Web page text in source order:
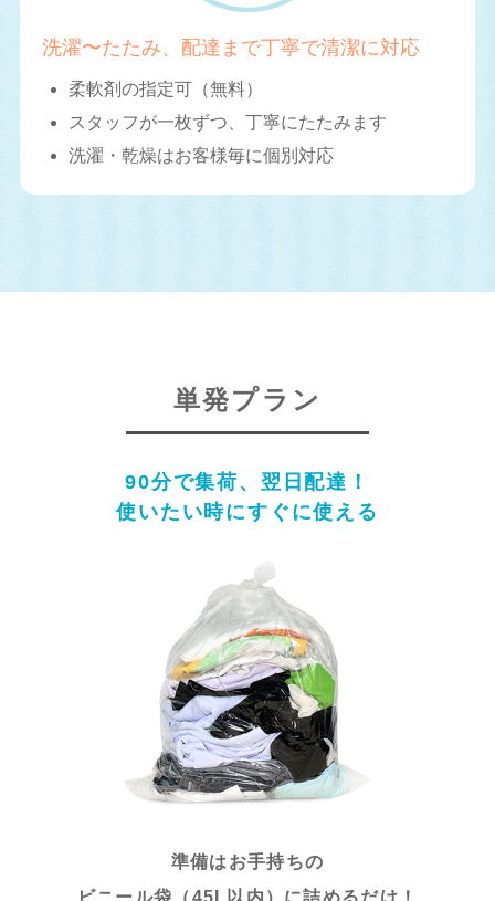
洗濯〜たたみ、配達まで丁寧で清潔に対応
柔軟剤の指定可（無料）
スタッフが一枚ずつ、丁寧にたたみます
洗濯・乾燥はお客様毎に個別対応
単発プラン
90分で集荷、翌日配達！
使いたい時にすぐに使える
準備はお手持ちの